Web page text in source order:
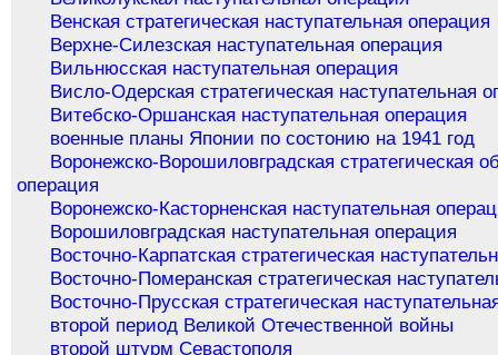
Венская стратегическая наступательная операция
Верхне-Силезская наступательная операция
Вильнюсская наступательная операция
Висло-Одерская стратегическая наступательная
Витебско-Оршанская наступательная операция
военные планы Японии по состонию на 1941 год
Воронежско-Ворошиловградская стратегическая
операция
Воронежско-Касторненская наступательная
Ворошиловградская наступательная операция
Восточно-Карпатская стратегическая
Восточно-Померанская стратегическая
Восточно-Прусская стратегическая
второй период Великой Отечественной войны
второй штурм Севастополя